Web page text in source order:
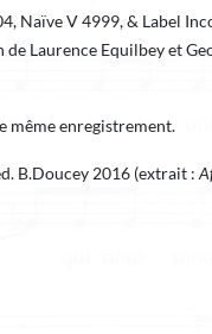
Naïve V 4999, & Label
Laurence Equilbey et
même enregistrement.
B.Doucey 2016 (extrait :